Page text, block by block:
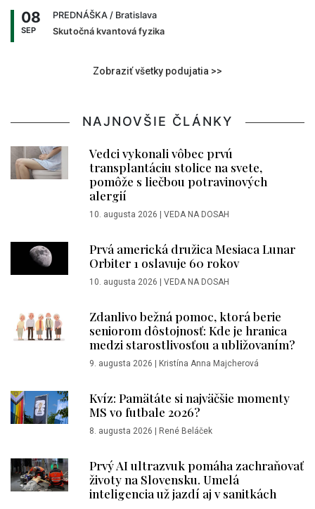
08
SEP
PREDNÁŠKA / Bratislava
Skutočná kvantová fyzika
Zobraziť všetky podujatia >>
NAJNOVŠIE ČLÁNKY
Vedci vykonali vôbec prvú
transplantáciu stolice na svete,
pomôže s liečbou potravinových
alergií
10. augusta 2026 VEDA NA DOSAH
Prvá americká družica Mesiaca Lunar
Orbiter 1 oslavuje 60 rokov
10. augusta 2026 VEDA NA DOSAH
Zdanlivo bežná pomoc, ktorá berie
seniorom dôstojnosť: Kde je hranica
medzi starostlivosťou a ubližovaním?
9. augusta 2026 Kristína Anna Majcherová
Kvíz: Pamätáte si najväčšie momenty
MS vo futbale 2026?
8. augusta 2026 René Beláček
Prvý AI ultrazvuk pomáha zachraňovať
životy na Slovensku. Umelá
inteligencia už jazdí aj v sanitkách